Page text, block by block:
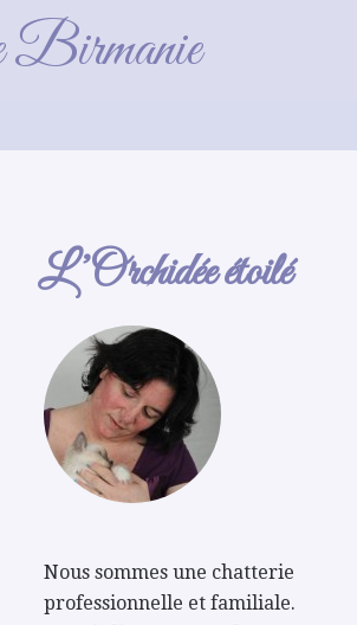
Birmanie
L’Orchidée étoilé
Nous sommes une chatterie
professionnelle et familiale.